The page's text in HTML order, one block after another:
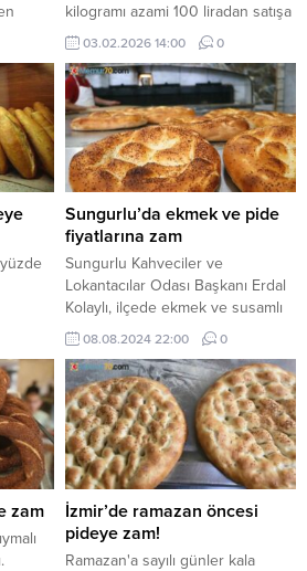
kilogramı azami 100 liradan satışa
sunulacak. Buna göre, Ankara ve
İstanbul'da 250 gram Ramazan
pidesi 25 liradan satışa
sunulacak.
03.02.2026 14:00 0
Sungurlu’da ekmek ve pide
fiyatlarına zam
Sungurlu Kahveciler ve
Lokantacılar Odası Başkanı Erdal
Kolaylı, ilçede ekmek ve susamlı
simidin 10 TL’den satılacağını,
pide dökümünün ise 12 TL’den
yapılacağını kaydetti.
08.08.2024 22:00 0
zam
İzmir’de ramazan öncesi
pideye zam!
Ramazan'a sayılı günler kala